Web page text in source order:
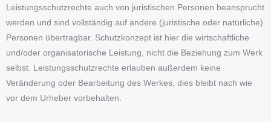
Leistungsschutzrechte auch von juristischen Personen beansprucht
werden und sind vollständig auf andere (juristische oder natürliche)
Personen übertragbar. Schutzkonzept ist hier die wirtschaftliche
und/oder organisatorische Leistung, nicht die Beziehung zum Werk
selbst. Leistungsschutzrechte erlauben außerdem keine
Veränderung oder Bearbeitung des Werkes, dies bleibt nach wie
vor dem Urheber vorbehalten.